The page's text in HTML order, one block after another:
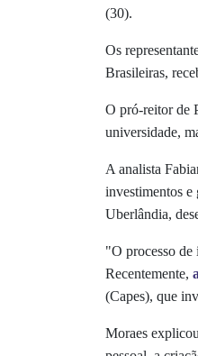
(30).
Os
Brasileiras,
O pró-reitor de
universidade,
A analista
investimentos
Uberlândia,
"O processo
Recentemente,
(Capes), que
Moraes